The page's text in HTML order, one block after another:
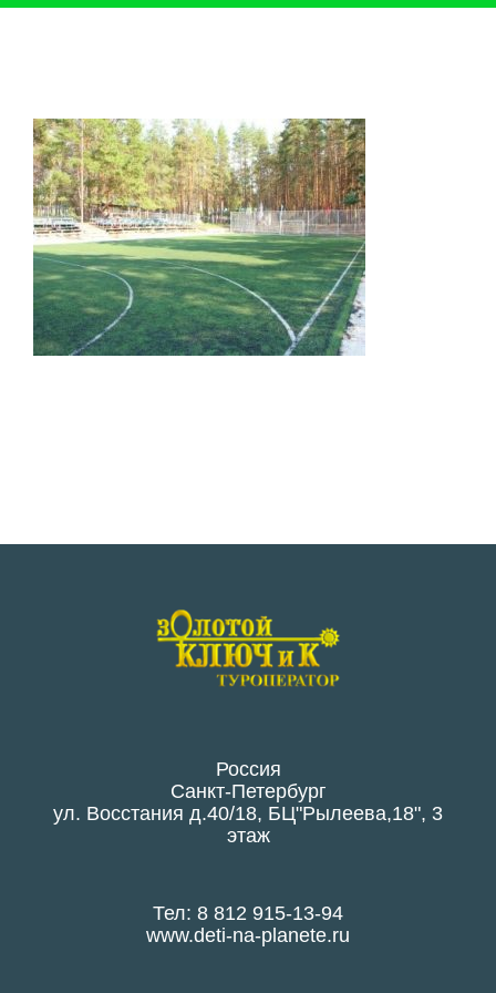
Россия
Санкт-Петербург
ул. Восстания д.40/18, БЦ"Рылеева,18", 3
этаж
Тел: 8 812 915-13-94
www.deti-na-planete.ru